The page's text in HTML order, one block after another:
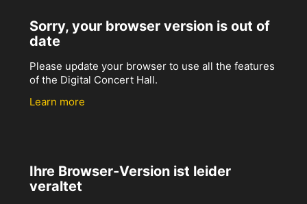
Sorry, your browser version is out of
date
Please update your browser to use all the features
of the Digital Concert Hall.
Learn more
Ihre Browser-Version ist leider
veraltet